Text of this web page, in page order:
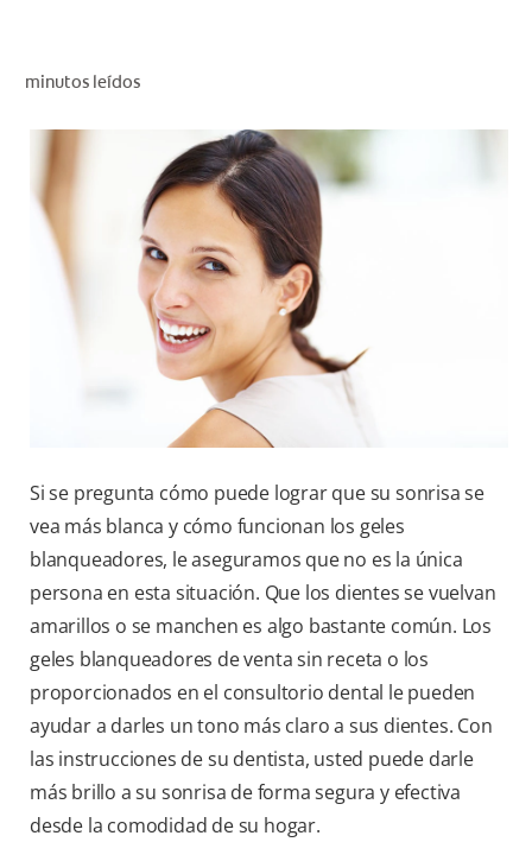
minutos leídos
Si se pregunta cómo puede lograr que su sonrisa se
vea más blanca y cómo funcionan los geles
blanqueadores, le aseguramos que no es la única
persona en esta situación. Que los dientes se vuelvan
amarillos o se manchen es algo bastante común. Los
geles blanqueadores de venta sin receta o los
proporcionados en el consultorio dental le pueden
ayudar a darles un tono más claro a sus dientes. Con
las instrucciones de su dentista, usted puede darle
más brillo a su sonrisa de forma segura y efectiva
desde la comodidad de su hogar.